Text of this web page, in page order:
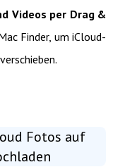
Videos per Drag &
Finder, um iCloud-
Fotos auf